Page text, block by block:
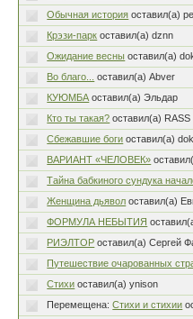
Обычная история оставил(а)
Крэзи-парк оставил(а) dznn
Ожидание весны оставил(а)
Во благо...
оставил(а) Abver
КУЮМБА оставил(а) Эльдар
Кто ты такая? оставил(а) RASS
Сбежавшие боги оставил(а)
ВАРИАНТ «ЧЕЛОВЕК»
Тайна бабкиного сундука
Женщина дьявол оставил(а)
ФОРМУЛА НЕБЫТИЯ
РИЭЛТОР оставил(а) Сергей
Путешествие очарованных
Стихи оставил(а) ynison
Перемещена:Стихи и стихии